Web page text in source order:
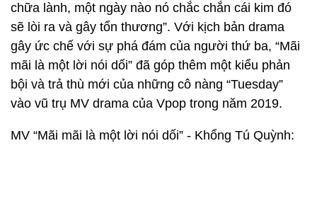
chữa lành, một ngày nào nó chắc chắn cái kim đó
sẽ lòi ra và gây tổn thương”. Với kịch bản drama
gây ức chế với sự phá đám của người thứ ba, “Mãi
mãi là một lời nói dối” đã góp thêm một kiểu phản
bội và trả thù mới của những cô nàng “Tuesday”
vào vũ trụ MV drama của Vpop trong năm 2019.
MV “Mãi mãi là một lời nói dối” - Khổng Tú Quỳnh: